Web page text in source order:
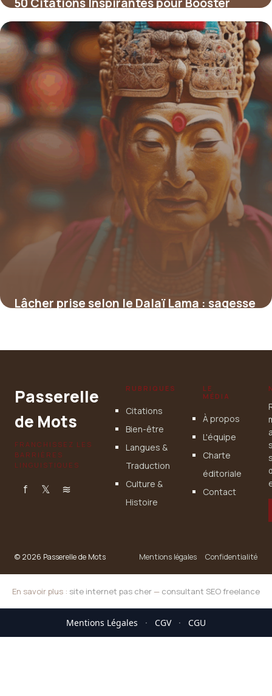
50 Citations Inspirantes pour Booster
votre Parcours de Coaching
4 juillet 2025
Lâcher prise selon le Dalaï Lama : sagesse
Passerelle
de Mots
FRANCHISSEZ LES
BARRIÈRES
LINGUISTIQUES
f 𝕏 ≋
RUBRIQUES
Citations
Bien-être
Langues &
Traduction
Culture &
Histoire
LE
MÉDIA
À propos
L'équipe
Charte
éditoriale
Contact
© 2026 Passerelle de Mots Mentions légales Confidentialité
En savoir plus : site internet pas cher — consultant SEO freelance
Mentions Légales · CGV · CGU